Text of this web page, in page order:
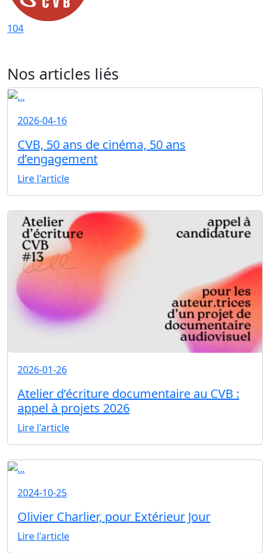
104
Nos articles liés
2026-04-16
CVB, 50 ans de cinéma, 50 ans
d’engagement
Lire l'article
2026-01-26
Atelier d’écriture documentaire au CVB :
appel à projets 2026
Lire l'article
2024-10-25
Olivier Charlier, pour Extérieur Jour
Lire l'article